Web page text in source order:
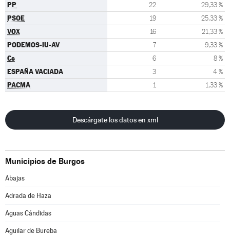
PP 22 29,33 %
PSOE 19 25,33 %
VOX 16 21,33 %
PODEMOS-IU-AV 7 9,33 %
Cs 6 8 %
ESPAÑA VACIADA 3 4 %
PACMA 1 1,33 %
Descárgate los datos en xml
Municipios de Burgos
Abajas
Adrada de Haza
Aguas Cándidas
Aguilar de Bureba